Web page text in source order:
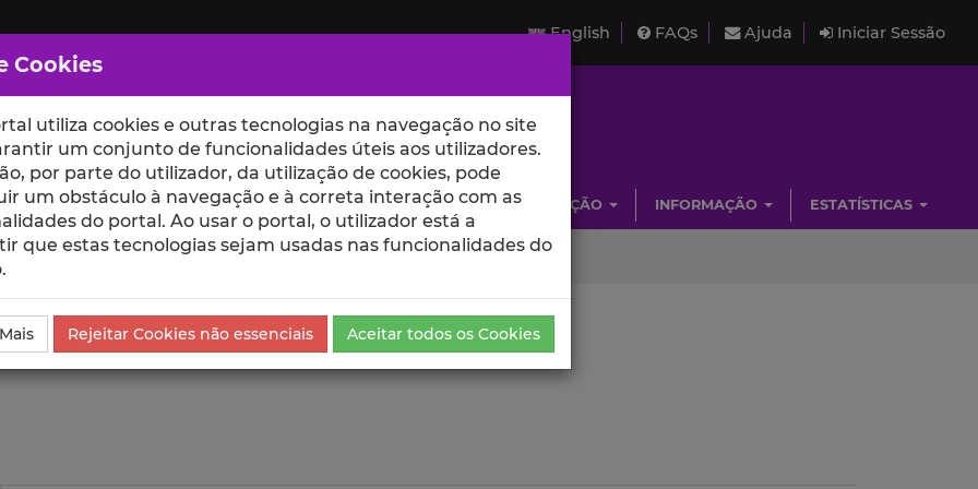
English FAQs Ajuda Iniciar Sessão
ESCOLAS UNIDADES INVESTIGAÇÃO INFORMAÇÃO ESTATÍSTICAS
Comunicação Visualizações
Cookies
utiliza cookies e outras tecnologias na navegação no site
um conjunto de funcionalidades úteis aos utilizadores.
por parte do utilizador, da utilização de cookies, pode
um obstáculo à navegação e à correta interação com as
do portal. Ao usar o portal, o utilizador está a
que estas tecnologias sejam usadas nas funcionalidades do
Rejeitar Cookies não essenciais Aceitar todos os Cookies